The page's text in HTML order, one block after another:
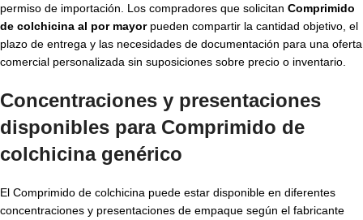
permiso de importación. Los compradores que solicitan Comprimido
de colchicina al por mayorpueden compartir la cantidad objetivo, el
plazo de entrega y las necesidades de documentación para una oferta
comercial personalizada sin suposiciones sobre precio o inventario.
Concentraciones y presentaciones
disponibles para Comprimido de
colchicina genérico
El Comprimido de colchicina puede estar disponible en diferentes
concentraciones y presentaciones de empaque según el fabricante